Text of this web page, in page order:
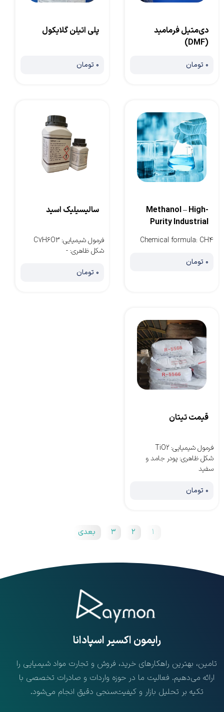
دی‌متیل فرمامید
(DMF)
۰ تومان
پلی اتیلن گلایکول
۰ تومان
Methanol – High-
Purity Industrial
Grade
Chemical formula: CH4
۰ تومان
سالیسیلیک اسید
فرمول شیمیایی:
C7H6O3
شکل ظاهری:
-
۰ تومان
قیمت تیتان
فرمول شیمیایی:
TiO2
شکل ظاهری: پودر جامد و
سفید
۰ تومان
۱ ۲ ۳ بعدی
تامین، بهترین راهکارهای خرید، فروش و تجارت مواد شیمیایی را
ارائه می‌دهیم. فعالیت ما در حوزه واردات و صادرات تخصصی با
تکیه بر تحلیل بازار و کیفیت‌سنجی دقیق انجام می‌شود.
​رایمون اکسیر اسپادانا